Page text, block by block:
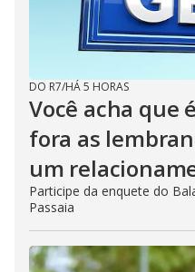
DO R7/HÁ 5 HORAS
Você acha que
fora as
um
Participe da enquete do
Passaia